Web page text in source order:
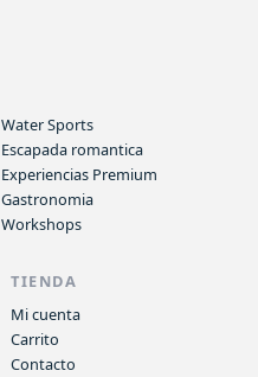
Water Sports
Escapada romantica
Experiencias Premium
Gastronomia
Workshops
TIENDA
Mi cuenta
Carrito
Contacto